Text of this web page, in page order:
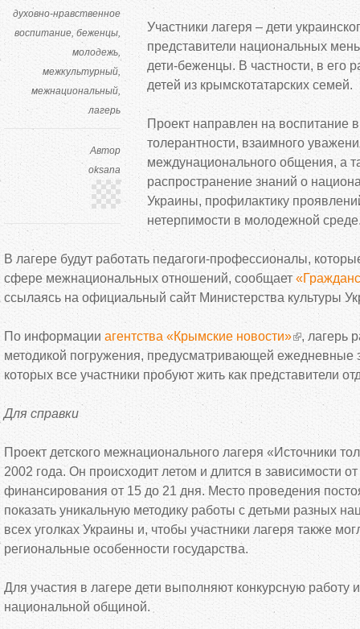
духовно-нравственное
воспитание беженцы
молодежь
межкультурный
межнациональный
лагерь
Автор
oksana
Участники лагеря – дети
представители национальных
дети-беженцы. В частности, в его
детей из крымскотатарских семей.
Проект направлен на воспитание
толерантности, взаимного
междунационального общения, а
распространение знаний о
Украины, профилактику
нетерпимости в молодежной
В лагере будут работать педагоги-профессионалы,
сфере межнациональных отношений, сообщает
ссылаясь на официальный сайт Министерства культуры
По информации агентства «Крымские новости»
, лагерь
методикой погружения, предусматривающей ежедневные
которых все участники пробуют жить как представители
Для справки
Проект детского межнационального лагеря «Источники
2002 года. Он происходит летом и длится в зависимости
финансирования от 15 до 21 дня. Место проведения
показать уникальную методику работы с детьми разных
всех уголках Украины и, чтобы участники лагеря также
региональные особенности государства.
Для участия в лагере дети выполняют конкурсную работу
национальной общиной.